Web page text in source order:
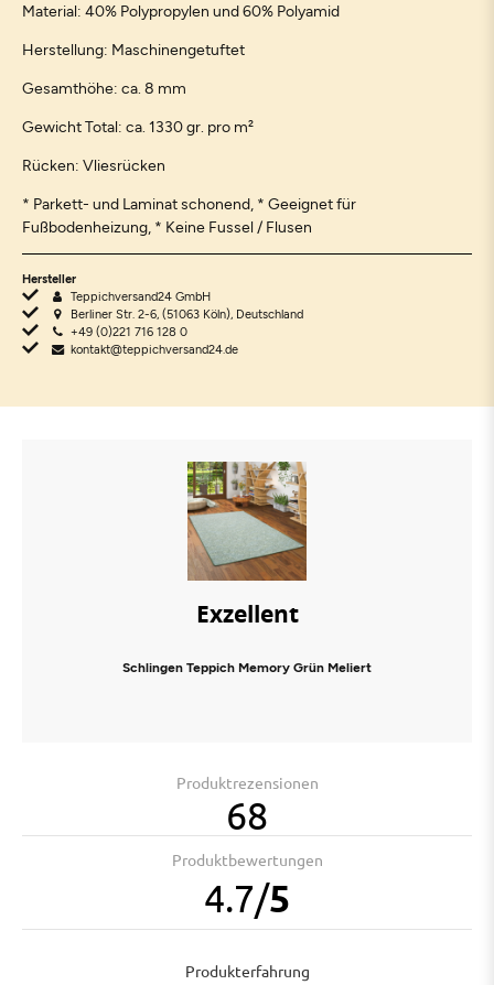
Material: 40% Polypropylen und 60% Polyamid
Herstellung: Maschinengetuftet
Gesamthöhe: ca. 8 mm
Gewicht Total: ca. 1330 gr. pro m²
Rücken: Vliesrücken
* Parkett- und Laminat schonend, * Geeignet für
Fußbodenheizung, * Keine Fussel / Flusen
Hersteller
Teppichversand24 GmbH
Berliner Str. 2-6, (51063 Köln), Deutschland
+49 (0)221 716 128 0
kontakt@teppichversand24.de
Exzellent
Schlingen Teppich Memory Grün Meliert
Produktrezensionen
68
Produktbewertungen
4.7/5
Produkterfahrung